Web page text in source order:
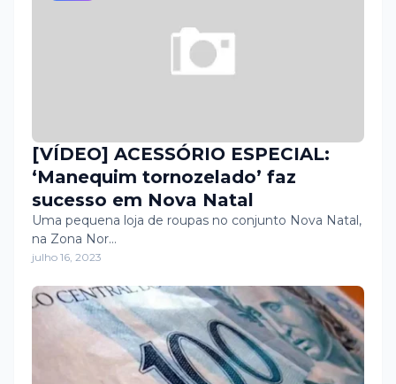
[VÍDEO] ACESSÓRIO ESPECIAL:
‘Manequim tornozelado’ faz
sucesso em Nova Natal
Uma pequena loja de roupas no conjunto Nova Natal,
na Zona Nor…
julho 16, 2023